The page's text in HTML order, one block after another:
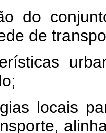
do
de
locais